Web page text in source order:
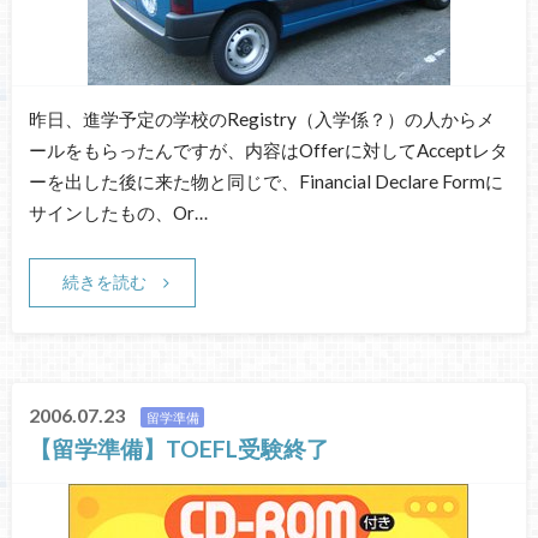
昨日、進学予定の学校のRegistry（入学係？）の人からメ
ールをもらったんですが、内容はOfferに対してAcceptレタ
ーを出した後に来た物と同じで、Financial Declare Formに
サインしたもの、Or…
続きを読む
2006.07.23 留学準備
【留学準備】TOEFL受験終了